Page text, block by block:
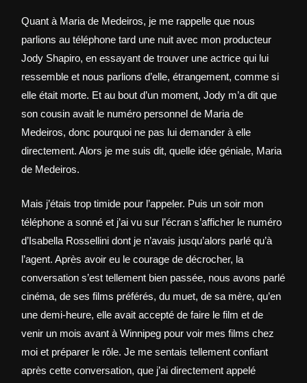
Quant à Maria de Medeiros, je me rappelle que nous
parlions au téléphone tard une nuit avec mon producteur
Jody Shapiro, en essayant de trouver une actrice qui lui
ressemble et nous parlions d’elle, étrangement, comme si
elle était morte. Et au bout d’un moment, Jody m’a dit que
son cousin avait le numéro personnel de Maria de
Medeiros, donc pourquoi ne pas lui demander à elle
directement. Alors je me suis dit, quelle idée géniale, Maria
de Medeiros.
Mais j’étais trop timide pour l’appeler. Puis un soir mon
téléphone a sonné et j’ai vu sur l’écran s’afficher le numéro
d’Isabella Rossellini dont je n’avais jusqu’alors parlé qu’à
l’agent. Après avoir eu le courage de décrocher, la
conversation s’est tellement bien passée, nous avons parlé
cinéma, de ses films préférés, du muet, de sa mère, qu’en
une demi-heure, elle avait accepté de faire le film et de
venir un mois avant à Winnipeg pour voir mes films chez
moi et préparer le rôle. Je me sentais tellement confiant
après cette conversation, que j’ai directement appelé